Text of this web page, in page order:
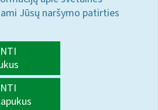
Jūsų naršymo patirties